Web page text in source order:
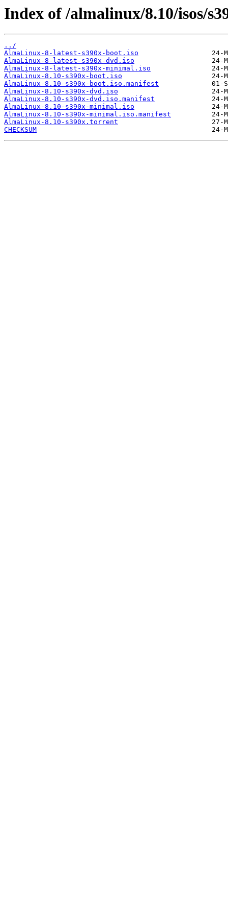
Index of /almalinux/8.10/isos/
../
AlmaLinux-8-latest-s390x-boot.iso
AlmaLinux-8-latest-s390x-dvd.iso
AlmaLinux-8-latest-s390x-minimal.iso
AlmaLinux-8.10-s390x-boot.iso
AlmaLinux-8.10-s390x-boot.iso.manifest
AlmaLinux-8.10-s390x-dvd.iso
AlmaLinux-8.10-s390x-dvd.iso.manifest
AlmaLinux-8.10-s390x-minimal.iso
AlmaLinux-8.10-s390x-minimal.iso.manifest
AlmaLinux-8.10-s390x.torrent
CHECKSUM